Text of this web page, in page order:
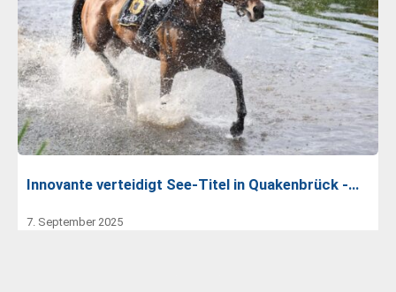
Innovante verteidigt See-Titel in Quakenbrück -…
7. September 2025